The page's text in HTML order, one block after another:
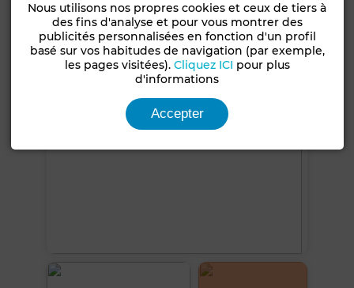
Voir plus de photos
Nous utilisons nos propres cookies et ceux de tiers à
des fins d'analyse et pour vous montrer des
publicités personnalisées en fonction d'un profil
basé sur vos habitudes de navigation (par exemple,
les pages visitées). Cliquez ICI pour plus
d'informations
Accepter